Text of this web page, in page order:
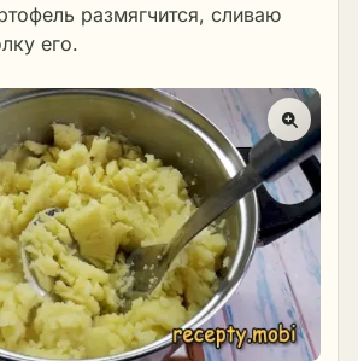
размягчится, сливаю
его.